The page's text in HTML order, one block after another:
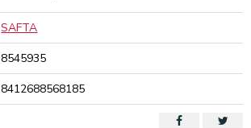
SAFTA
8545935
8412688568185